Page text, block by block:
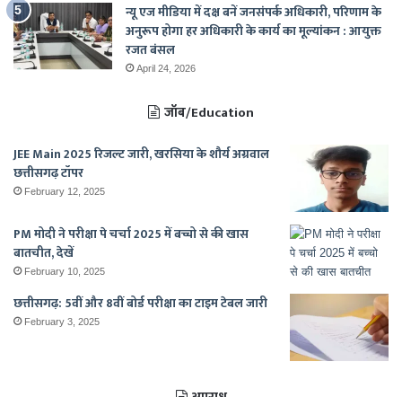
न्यू एज मीडिया में दक्ष बनें जनसंपर्क अधिकारी, परिणाम के
अनुरूप होगा हर अधिकारी के कार्य का मूल्यांकन : आयुक्त
रजत बंसल
April 24, 2026
जॉब/Education
JEE Main 2025 रिजल्ट जारी, खरसिया के शौर्य अग्रवाल
छत्तीसगढ़ टॉपर
February 12, 2025
PM मोदी ने परीक्षा पे चर्चा 2025 में बच्चो से की खास
बातचीत, देखें
February 10, 2025
छत्तीसगढ़: 5वीं और 8वीं बोर्ड परीक्षा का टाइम टेबल जारी
February 3, 2025